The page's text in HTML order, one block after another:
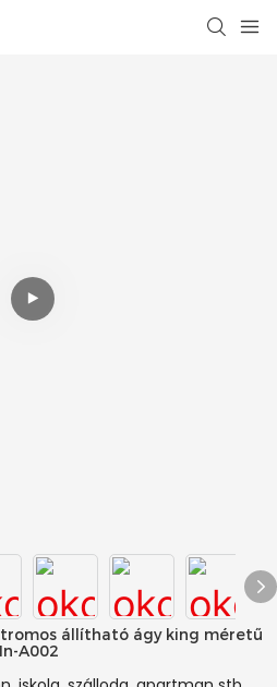
állítható ágy king méretű
A002